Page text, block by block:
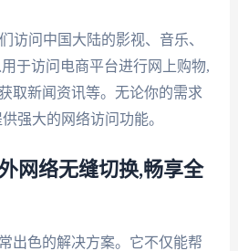
访问中国大陆的影视、音乐、
于访问电商平台进行网上购物,
取新闻资讯等。无论你的需求
强大的网络访问功能。
网络无缝切换,畅享全
出色的解决方案。它不仅能帮